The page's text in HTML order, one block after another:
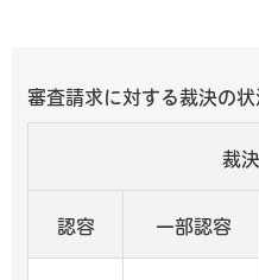
審査請求に対する裁決の状
裁決
認容
一部認容